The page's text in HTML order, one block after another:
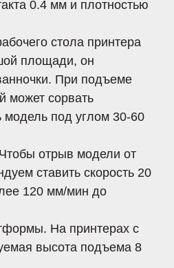
0.4 мм и плотностью
стола принтера
площади, он
При подъеме
может сорвать
модель под углом 30-60
отрыв модели от
ставить скорость 20
120 мм/мин до
На принтерах с
высота подъема 8